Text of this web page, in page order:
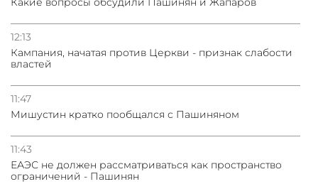
12:13
Кампания, начатая против Церкви - признак слабости
властей
11:47
Мишустин кратко пообщался с Пашиняном
11:43
ЕАЭС не должен рассматриваться как пространство
ограничений - Пашинян